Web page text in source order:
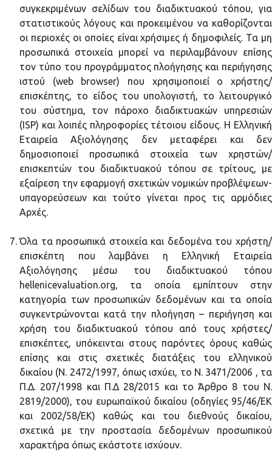
συγκεκριμένων σελίδων του διαδικτυακού τόπου, για
στατιστικούς λόγους και προκειμένου να καθορίζονται
οι περιοχές οι οποίες είναι χρήσιμες ή δημοφιλείς. Τα μη
προσωπικά στοιχεία μπορεί να περιλαμβάνουν επίσης
τον τύπο του προγράμματος πλοήγησης και περιήγησης
ιστού (web browser) που χρησιμοποιεί ο χρήστης/
επισκέπτης, το είδος του υπολογιστή, το λειτουργικό
του σύστημα, τον πάροχο διαδικτυακών υπηρεσιών
(ISP) και λοιπές πληροφορίες τέτοιου είδους. Η Ελληνική
Εταιρεία Αξιολόγησης δεν μεταφέρει και δεν
δημοσιοποιεί προσωπικά στοιχεία των χρηστών/
επισκεπτών του διαδικτυακού τόπου σε τρίτους, με
εξαίρεση την εφαρμογή σχετικών νομικών προβλέψεων-
υπαγορεύσεων και τούτο γίνεται προς τις αρμόδιες
Αρχές.
Όλα τα προσωπικά στοιχεία και δεδομένα του χρήστη/
επισκέπτη που λαμβάνει η Ελληνική Εταιρεία
Αξιολόγησης μέσω του διαδικτυακού τόπου
hellenicevaluation.org, τα οποία εμπίπτουν στην
κατηγορία των προσωπικών δεδομένων και τα οποία
συγκεντρώνονται κατά την πλοήγηση – περιήγηση και
χρήση του διαδικτυακού τόπου από τους χρήστες/
επισκέπτες, υπόκεινται στους παρόντες όρους καθώς
επίσης και στις σχετικές διατάξεις του ελληνικού
δικαίου (Ν. 2472/1997, όπως ισχύει, το Ν. 3471/2006 , τα
Π.Δ. 207/1998 και Π.Δ 28/2015 και το Άρθρο 8 του Ν.
2819/2000), του ευρωπαϊκού δικαίου (οδηγίες 95/46/ΕΚ
και 2002/58/ΕΚ) καθώς και του διεθνούς δικαίου,
σχετικά με την προστασία δεδομένων προσωπικού
χαρακτήρα όπως εκάστοτε ισχύουν.